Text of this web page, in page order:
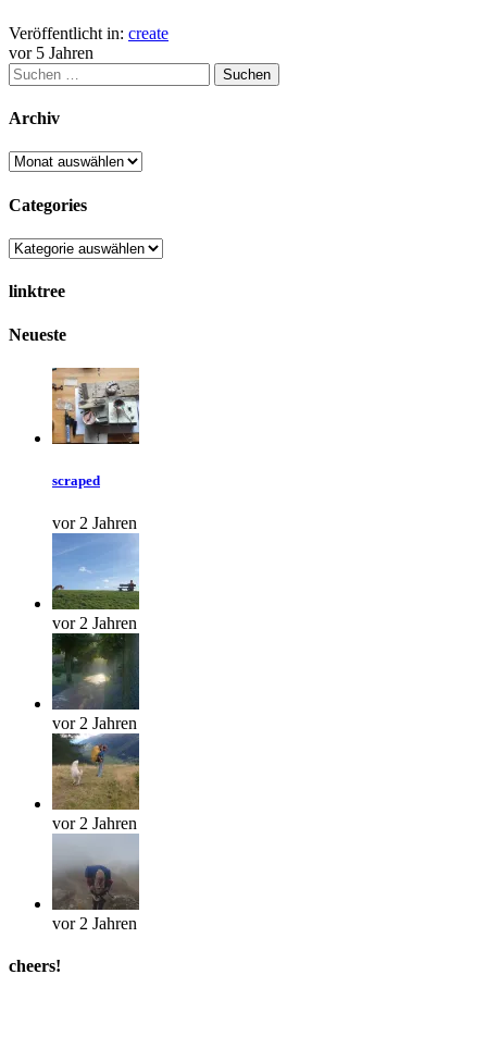
Veröffentlicht in: create
vor 5 Jahren
Archiv
Categories
linktree
Neueste
scraped
vor 2 Jahren
vor 2 Jahren
vor 2 Jahren
vor 2 Jahren
vor 2 Jahren
cheers!